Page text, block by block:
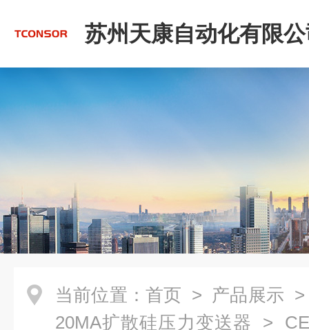
苏州天康自动化有限
当前位置： 首页 > 产品展示
20MA扩散硅压力变送器 >